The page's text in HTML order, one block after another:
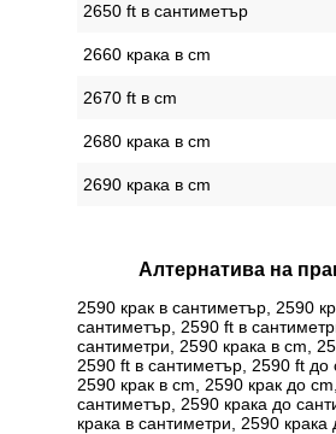
2650 ft в сантиметър
2660 крака в cm
2670 ft в cm
2680 крака в cm
2690 крака в cm
Алтернатива на
2590 крак в сантиметър, 2590
сантиметър, 2590 ft в
сантиметри, 2590 крака в cm,
2590 ft в сантиметър, 2590 ft до
2590 крак в cm, 2590 крак до
сантиметър, 2590 крака до
крака в сантиметри, 2590 крака